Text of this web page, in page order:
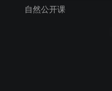
自然公开课